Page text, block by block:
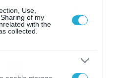
Use,
of my
with the
collected.
αποτροπιασμό και έχει
οργανώσεις, δόθηκε στη
Βίντεο που
υπαλλήλους
αρουραίους σε
να τους θανατώσουν και να
συνέχεια να τους κάνουν